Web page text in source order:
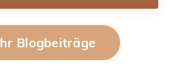
Blogbeiträge